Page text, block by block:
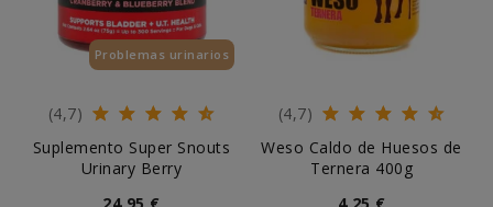
Problemas urinarios
(4,7)
Suplemento Super Snouts
Urinary Berry
(4,7)
Weso Caldo de Huesos de
Ternera 400g